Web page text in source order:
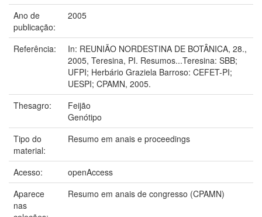
Ano de
publicação:
2005
Referência:
In: REUNIÃO NORDESTINA DE BOTÂNICA, 28.,
2005, Teresina, PI. Resumos...Teresina: SBB;
UFPI; Herbário Graziela Barroso: CEFET-PI;
UESPI; CPAMN, 2005.
Thesagro:
Feijão
Genótipo
Tipo do
material:
Resumo em anais e proceedings
Acesso:
openAccess
Aparece
nas
Resumo em anais de congresso (CPAMN)